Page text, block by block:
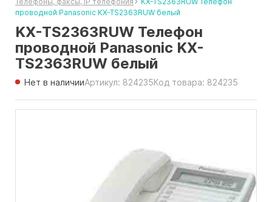
проводной Panasonic KX-TS2363RUW белый
KX-TS2363RUW Телефон
проводной Panasonic KX-
TS2363RUW белый
Нет в наличииАртикул: 824235Код товара: 824235